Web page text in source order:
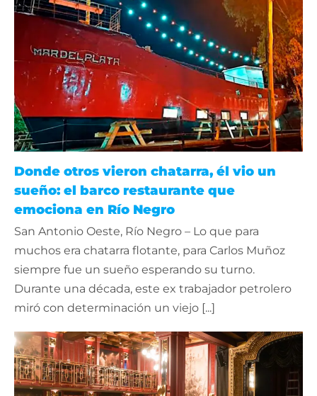
Donde otros vieron chatarra, él vio un
sueño: el barco restaurante que
emociona en Río Negro
San Antonio Oeste, Río Negro – Lo que para
muchos era chatarra flotante, para Carlos Muñoz
siempre fue un sueño esperando su turno.
Durante una década, este ex trabajador petrolero
miró con determinación un viejo [...]